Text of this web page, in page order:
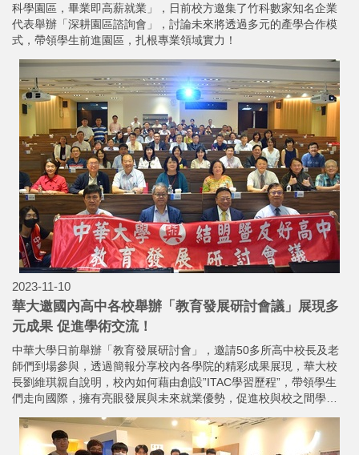
科學園區，畢業即高薪就業」，日前校方邀集了竹科數家知名企業
代表舉辦「深耕園區諮詢會」，討論未來將透過多元的產學合作模
式，帶領學生前進園區，扎根專業領域實力！
2023-11-10
華大邀國內高中各校舉辦「教育發展研討會議」展現多
元成果 促進學術交流！
中華大學日前舉辦「教育發展研討會」，邀請50多所高中校長及老
師們到場參與，透過簡報分享校內各學院的精彩成果展現，華大校
長劉維琪親自說明，校內如何藉由創設”ITAC學習歷程”，帶領學生
們走向國際，擁有亮眼發展與未來就業優勢，促進校與校之間學術